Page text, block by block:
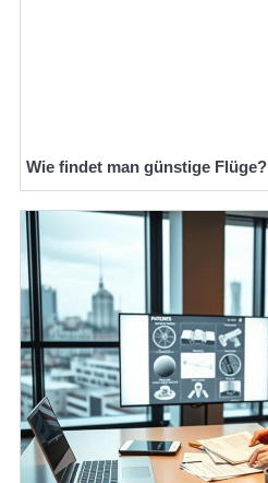
Wie findet man günstige Flüge?